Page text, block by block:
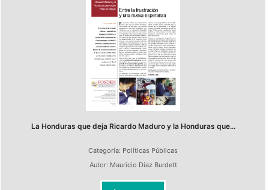
La Honduras que deja Ricardo Maduro y la Honduras que...
Categoría: Políticas Públicas
Autor: Mauricio Díaz Burdett